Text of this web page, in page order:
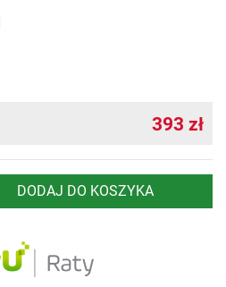
393 zł
DODAJ DO KOSZYKA